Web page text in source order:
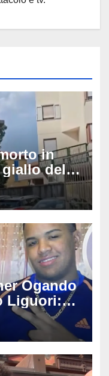
in
della
Ogando
Liguori:
fondo»,
degli